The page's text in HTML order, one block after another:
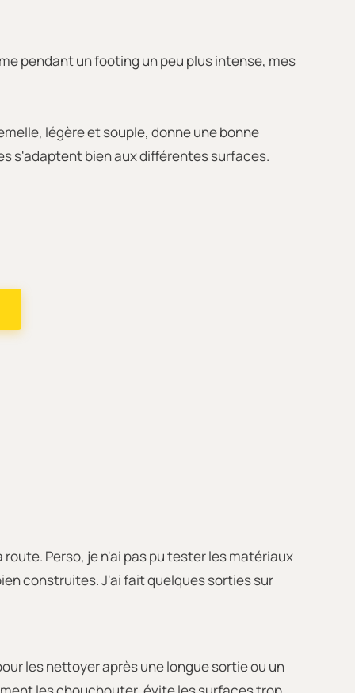
pendant un footing un peu plus intense, mes
légère et souple, donne une bonne
s'adaptent bien aux différentes surfaces.
Perso, je n'ai pas pu tester les matériaux
construites. J'ai fait quelques sorties sur
les nettoyer après une longue sortie ou un